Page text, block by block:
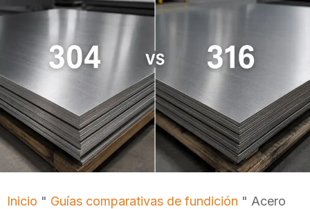
Inicio " Guías comparativas de fundición " Acero